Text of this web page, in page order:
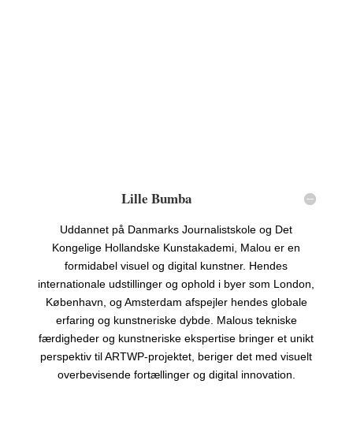
Lille Bumba
Uddannet på Danmarks Journalistskole og Det
Kongelige Hollandske Kunstakademi, Malou er en
formidabel visuel og digital kunstner. Hendes
internationale udstillinger og ophold i byer som London,
København, og Amsterdam afspejler hendes globale
erfaring og kunstneriske dybde. Malous tekniske
færdigheder og kunstneriske ekspertise bringer et unikt
perspektiv til ARTWP-projektet, beriger det med visuelt
overbevisende fortællinger og digital innovation.